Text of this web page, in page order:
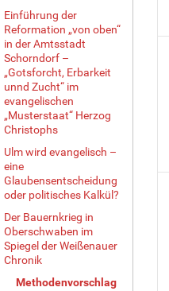
Einführung der
Reformation „von oben“
in der Amtsstadt
Schorndorf –
„Gotsforcht, Erbarkeit
unnd Zucht“ im
evangelischen
„Musterstaat“ Herzog
Christophs
Ulm wird evangelisch –
eine
Glaubensentscheidung
oder politisches Kalkül?
Der Bauernkrieg in
Oberschwaben im
Spiegel der Weißenauer
Chronik
Methodenvorschlag